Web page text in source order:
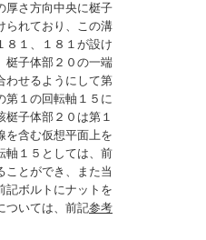
厚さ方向中央に梃子
られており、この溝
８１、１８１が設け
梃子体部２０の一端
わせるようにして第
第１の回転軸１５に
梃子体部２０は第１
を含む仮想平面上を
軸１５としては、前
ことができ、また当
記ボルトにナットを
ついては、前記参考